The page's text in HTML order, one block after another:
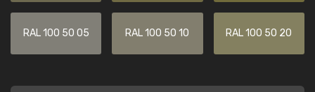
RAL 100 50 05 RAL 100 50 10 RAL 100 50 20